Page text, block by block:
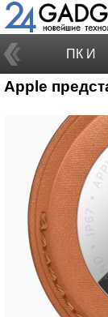
ПК И
Apple